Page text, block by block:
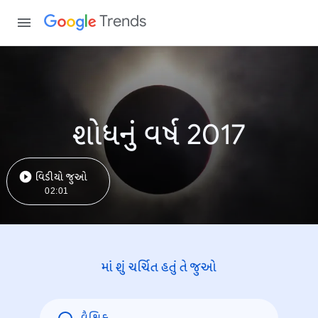
Trends
શોધનું વર્ષ 2017
વિડીયો જુઓ
02:01
માં શું ચર્ચિત હતું તે જુઓ